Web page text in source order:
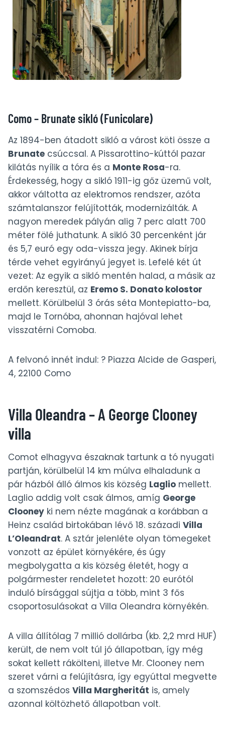
Como – Brunate sikló (Funicolare)
Az 1894-ben átadott sikló a várost köti össze a
Brunate csúccsal. A Pissarottino-kúttól pazar
kilátás nyílik a tóra és a Monte Rosa-ra.
Érdekesség, hogy a sikló 1911-ig gőz üzemű volt,
akkor váltotta az elektromos rendszer, azóta
számtalanszor felújították, modernizálták. A
nagyon meredek pályán alig 7 perc alatt 700
méter fölé juthatunk. A sikló 30 percenként jár
és 5,7 euró egy oda-vissza jegy. Akinek bírja
térde vehet egyirányú jegyet is. Lefelé két út
vezet: Az egyik a sikló mentén halad, a másik az
erdőn keresztül, az Eremo S. Donato kolostor
mellett. Körülbelül 3 órás séta Montepiatto-ba,
majd le Tornóba, ahonnan hajóval lehet
visszatérni Comoba.
A felvonó innét indul: ? Piazza Alcide de Gasperi,
4, 22100 Como
Villa Oleandra – A George Clooney
villa
Comot elhagyva északnak tartunk a tó nyugati
partján, körülbelül 14 km múlva elhaladunk a
pár házból álló álmos kis község Laglio mellett.
Laglio addig volt csak álmos, amíg George
Clooney ki nem nézte magának a korábban a
Heinz család birtokában lévő 18. századi Villa
L’Oleandrat. A sztár jelenléte olyan tömegeket
vonzott az épület környékére, és úgy
megbolygatta a kis község életét, hogy a
polgármester rendeletet hozott: 20 eurótól
induló bírsággal sújtja a több, mint 3 fős
csoportosulásokat a Villa Oleandra környékén.
A villa állítólag 7 millió dollárba (kb. 2,2 mrd HUF)
került, de nem volt túl jó állapotban, így még
sokat kellett rákölteni, illetve Mr. Clooney nem
szeret várni a felújításra, így egyúttal megvette
a szomszédos Villa Margheritát is, amely
azonnal költözhető állapotban volt.